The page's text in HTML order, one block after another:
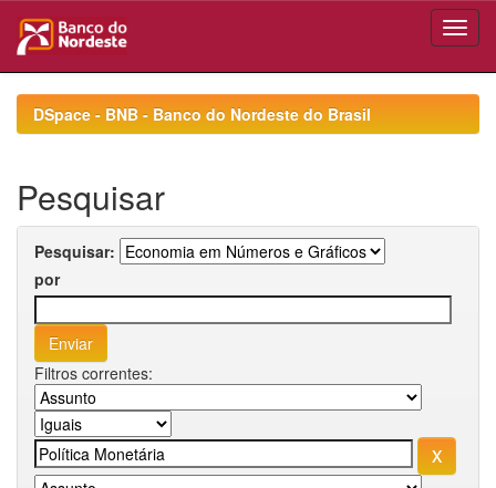
navigationDSpace - BNB - Banco do Nordeste do Brasil
Pesquisar
Pesquisar:
por
Filtros correntes: